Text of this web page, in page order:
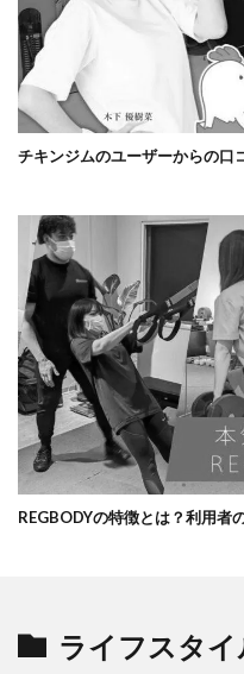
チキンジムのユーザーからの口
REGBODYの特徴とは？利用者
ライフスタイ